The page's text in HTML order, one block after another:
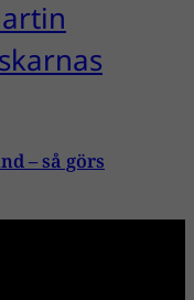
– så görs